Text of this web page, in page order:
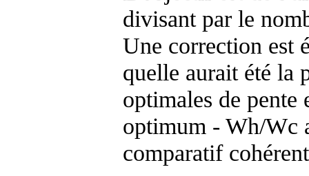
divisant par le
Une correction est
quelle aurait été la
optimales de
optimum - Wh/Wc
comparatif